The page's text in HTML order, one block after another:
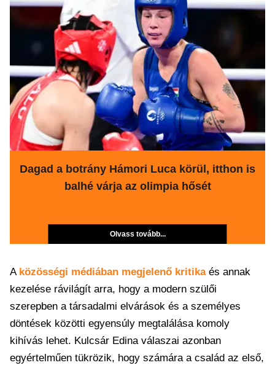
Dagad a botrány Hámori Luca körül, itthon is
balhé várja az olimpia hősét
Olvass tovább...
A közösségi médiában megjelenő kritikaés annak
kezelése rávilágít arra, hogy a modern szülői
szerepben a társadalmi elvárások és a személyes
döntések közötti egyensúly megtalálása komoly
kihívás lehet. Kulcsár Edina válaszai azonban
egyértelműen tükrözik, hogy számára a család az első,